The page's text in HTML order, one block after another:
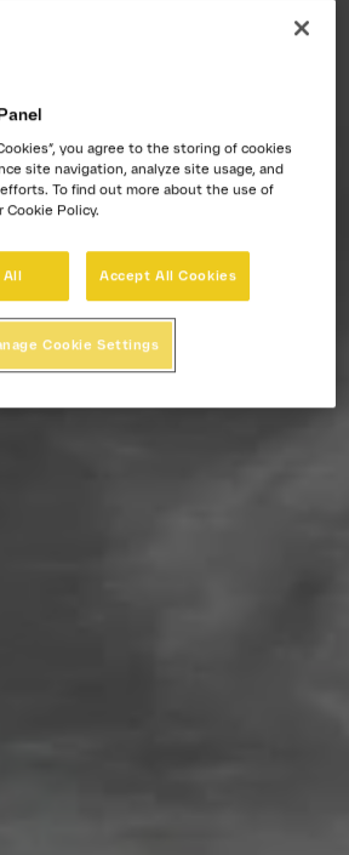
you agree to the storing of cookies
site navigation, analyze site usage, and
To find out more about the use of
Cookie Policy.
All Accept All Cookies
Cookie Settings